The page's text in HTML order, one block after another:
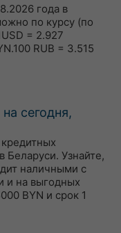
года в
по курсу (по
= 2.927
RUB = 3.515
сегодня,
Беларуси. Узнайте,
наличными с
и на выгодных
BYN и срок 1